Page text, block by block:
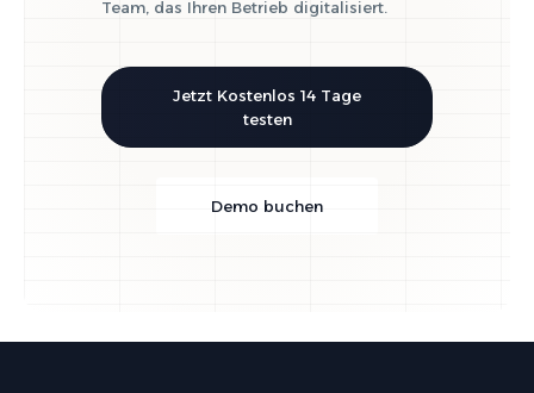
Team, das Ihren Betrieb digitalisiert.
Jetzt Kostenlos 14 Tage
testen
Demo buchen